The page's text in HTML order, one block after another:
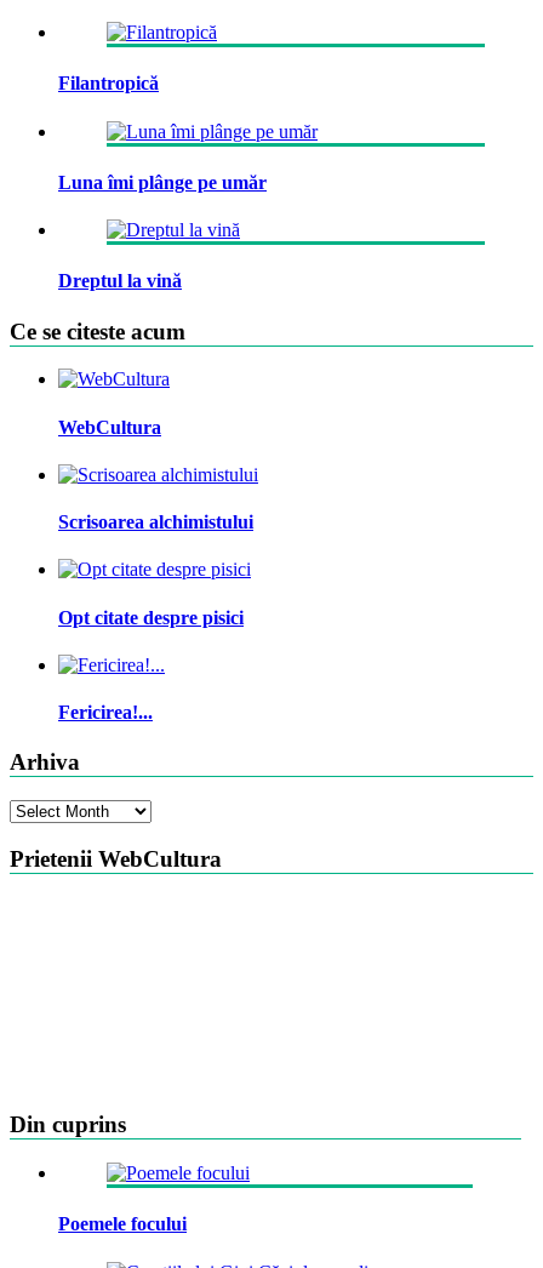
Filantropică
Luna îmi plânge pe umăr
Dreptul la vină
Ce se citeste acum
WebCultura
Scrisoarea alchimistului
Opt citate despre pisici
Fericirea!...
Arhiva
Arhiva
Prietenii WebCultura
Din cuprins
Poemele focului